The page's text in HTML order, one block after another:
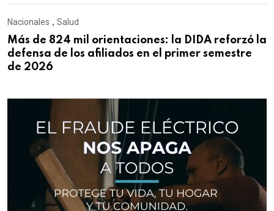
Nacionales , Salud
Más de 824 mil orientaciones: la DIDA reforzó la
defensa de los afiliados en el primer semestre
de 2026